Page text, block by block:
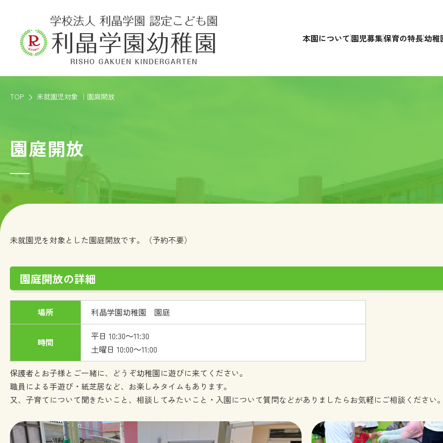
本園について 園児募集保育の特長幼稚
TOP 未就園児対象 ｜園庭開放
園庭開放
未就園児を対象とした園庭開放です。（予約不要）
園庭開放の詳細
場所 利晶学園幼稚園 園庭
時間
平日 10:30～11:30
土曜日 10:00～11:00
保護者とお子様とご一緒に、どうぞ幼稚園に遊びに来てください。
職員による手遊び・紙芝居など、お楽しみタイムもあります。
又、子育てについて聞きたいこと、相談してみたいこと・入園について質問などがありましたらお気軽にご相談ください